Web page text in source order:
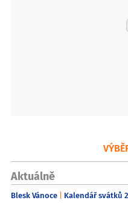
bezdrátováopravit
Sluchátka s ovládáním hlasitosti
Aktuálně
Blesk Vánoce Kalendář svátků